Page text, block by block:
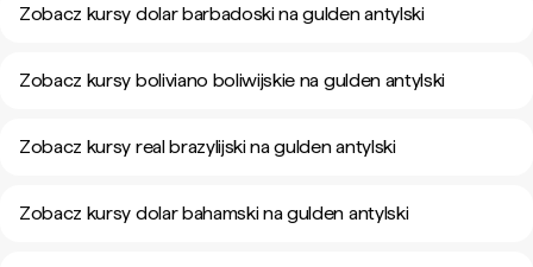
Zobacz kursy dolar barbadoski na gulden antylski
Zobacz kursy boliviano boliwijskie na gulden antylski
Zobacz kursy real brazylijski na gulden antylski
Zobacz kursy dolar bahamski na gulden antylski